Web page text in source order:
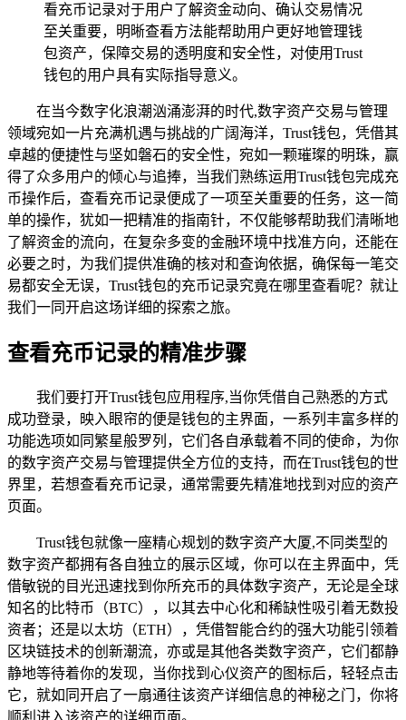
看充币记录对于用户了解资金动向、确认交易情况
至关重要，明晰查看方法能帮助用户更好地管理钱
包资产，保障交易的透明度和安全性，对使用Trust
钱包的用户具有实际指导意义。
在当今数字化浪潮汹涌澎湃的时代,数字资产交易与管理
领域宛如一片充满机遇与挑战的广阔海洋，Trust钱包，凭借其
卓越的便捷性与坚如磐石的安全性，宛如一颗璀璨的明珠，赢
得了众多用户的倾心与追捧，当我们熟练运用Trust钱包完成充
币操作后，查看充币记录便成了一项至关重要的任务，这一简
单的操作，犹如一把精准的指南针，不仅能够帮助我们清晰地
了解资金的流向，在复杂多变的金融环境中找准方向，还能在
必要之时，为我们提供准确的核对和查询依据，确保每一笔交
易都安全无误，Trust钱包的充币记录究竟在哪里查看呢？就让
我们一同开启这场详细的探索之旅。
查看充币记录的精准步骤
我们要打开Trust钱包应用程序,当你凭借自己熟悉的方式
成功登录，映入眼帘的便是钱包的主界面，一系列丰富多样的
功能选项如同繁星般罗列，它们各自承载着不同的使命，为你
的数字资产交易与管理提供全方位的支持，而在Trust钱包的世
界里，若想查看充币记录，通常需要先精准地找到对应的资产
页面。
Trust钱包就像一座精心规划的数字资产大厦,不同类型的
数字资产都拥有各自独立的展示区域，你可以在主界面中，凭
借敏锐的目光迅速找到你所充币的具体数字资产，无论是全球
知名的比特币（BTC），以其去中心化和稀缺性吸引着无数投
资者；还是以太坊（ETH），凭借智能合约的强大功能引领着
区块链技术的创新潮流，亦或是其他各类数字资产，它们都静
静地等待着你的发现，当你找到心仪资产的图标后，轻轻点击
它，就如同开启了一扇通往该资产详细信息的神秘之门，你将
顺利进入该资产的详细页面。